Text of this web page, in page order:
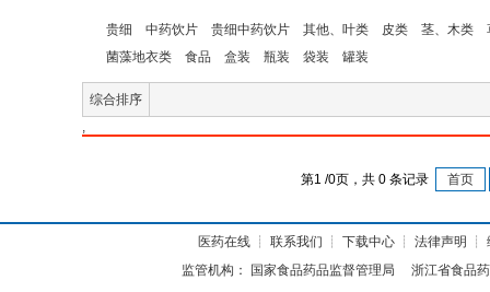
贵细 中药饮片 贵细中药饮片 其他、叶类 皮类 茎、木类
菌藻地衣类
食品 盒装 瓶装 袋装 罐装
综合排序
,
第1 /0页，共 0条记录 首页
医药在线┊ 联系我们 ┊ 下载中心┊ 法律声明 ┊
监管机构：
国家食品药品监督管理局 浙江省食品